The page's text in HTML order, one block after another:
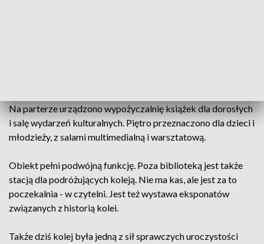
Na parterze urządzono wypożyczalnię książek dla dorosłych
i salę wydarzeń kulturalnych. Piętro przeznaczono dla dzieci i
młodzieży, z salami multimedialną i warsztatową.
Obiekt pełni podwójną funkcję. Poza biblioteką jest także
stacją dla podróżujących koleją. Nie ma kas, ale jest za to
poczekalnia - w czytelni. Jest też wystawa eksponatów
związanych z historią kolei.
Także dziś kolej była jedną z sił sprawczych uroczystości